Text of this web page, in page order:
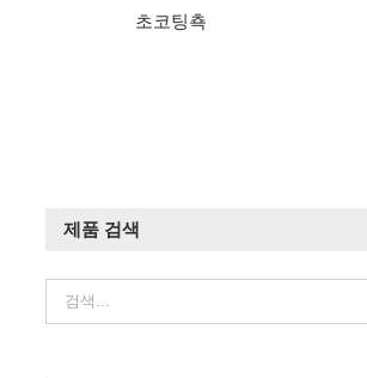
초코팅쵹
제품 검색